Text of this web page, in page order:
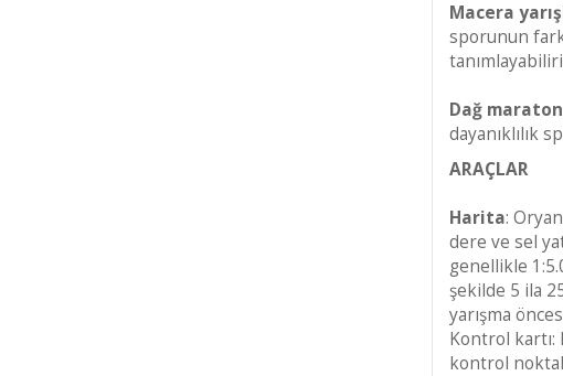
Macera
sporunun
Dağ
dayanıklılık
ARAÇLAR
Harita:
dere ve sel
genellikle
şekilde 5 ila
yarışma
Kontrol kartı:
kontrol